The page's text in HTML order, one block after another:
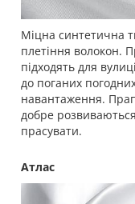
Міцна синтетична
плетіння волокон.
підходять для
до поганих
навантаження.
добре
прасувати.
Атлас